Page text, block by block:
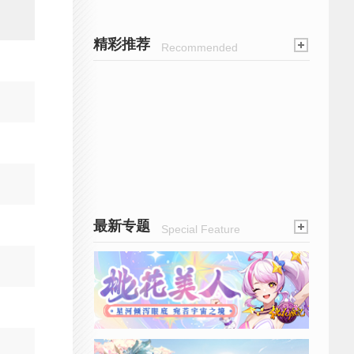
精彩推荐 Recommended
最新专题 Special Feature